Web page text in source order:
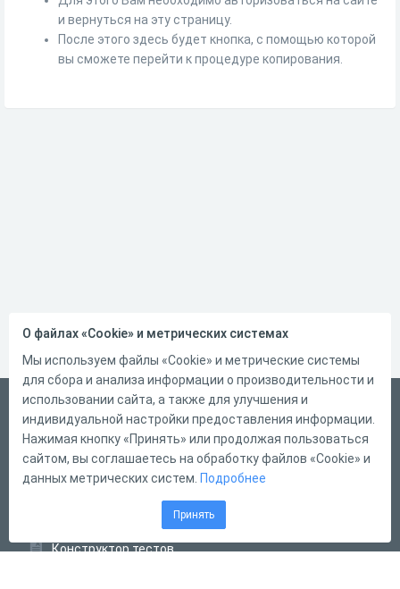
и вернуться на эту страницу.
После этого здесь будет кнопка, с помощью которой
вы сможете перейти к процедуре копирования.
Русский
Справка
Форма обратной связи
Конструктор тестов
О файлах «Cookie» и метрических системах
Мы используем файлы «Cookie» и метрические системы
для сбора и анализа информации о производительности и
использовании сайта, а также для улучшения и
индивидуальной настройки предоставления информации.
Нажимая кнопку «Принять» или продолжая пользоваться
сайтом, вы соглашаетесь на обработку файлов «Cookie» и
данных метрических систем. Подробнее
Принять